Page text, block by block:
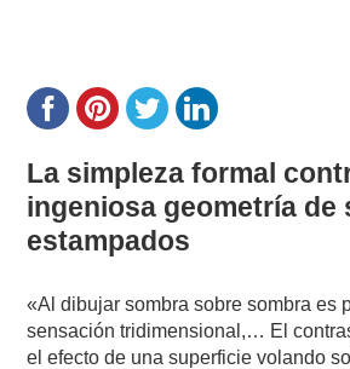
La simpleza formal
ingeniosa geometría de
estampados
«Al dibujar sombra sobre sombra es
sensación tridimensional,… El
el efecto de una superficie volando